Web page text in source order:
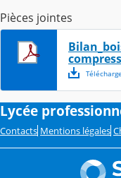
Pièces jointes
Lycée
Contacts Mentions légales